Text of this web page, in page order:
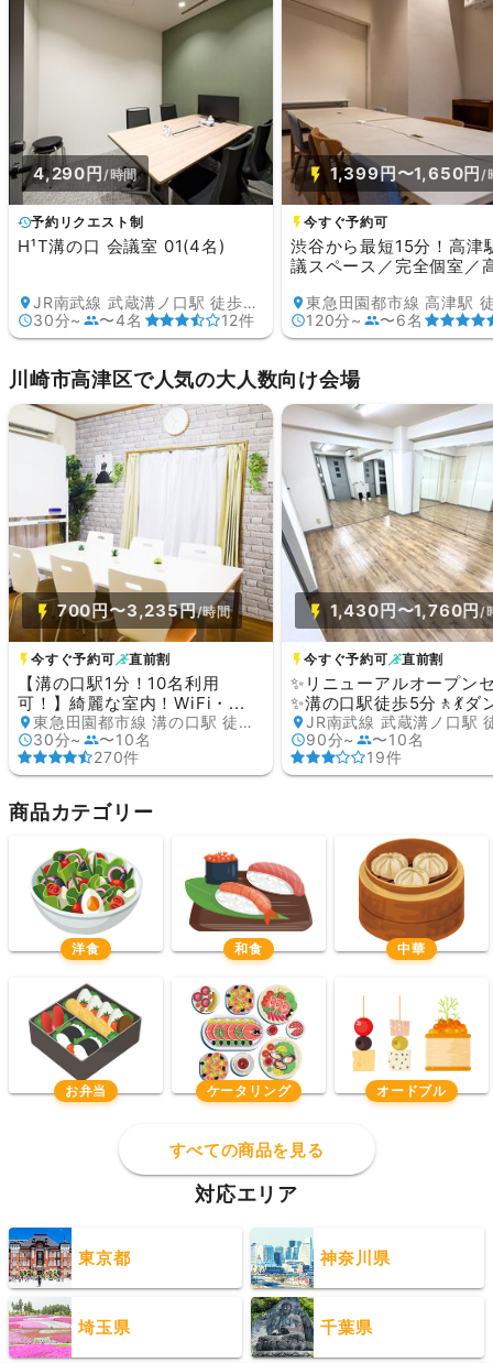
4,290円/時間
予約リクエスト制
H¹T溝の口 会議室 01(4名)
JR南武線 武蔵溝ノ口駅 徒歩1分
30分~
〜4名 12件
1,399円〜1,650円/
今すぐ予約可
渋谷から最短15分！高津
議スペース／完全個室／
120分~ 〜6名
川崎市高津区で人気の大人数向け会場
700円〜3,235円/時間
今すぐ予約可 直前割
【溝の口駅1分！10名利用
可！】綺麗な室内！WiFi・...
東急田園都市線 溝の口駅 徒歩1分
30分~
〜10名
270件
1,430円〜1,760円/
今すぐ予約可 直前割
✨リニューアルオープン
✨溝の口駅徒歩5分🚶💃ダ
90分~
〜10名
19件
商品カテゴリー
洋食 和食 中華
お弁当 ケータリング オードブル
すべての商品を見る
対応エリア
東京都 神奈川県
埼玉県 千葉県